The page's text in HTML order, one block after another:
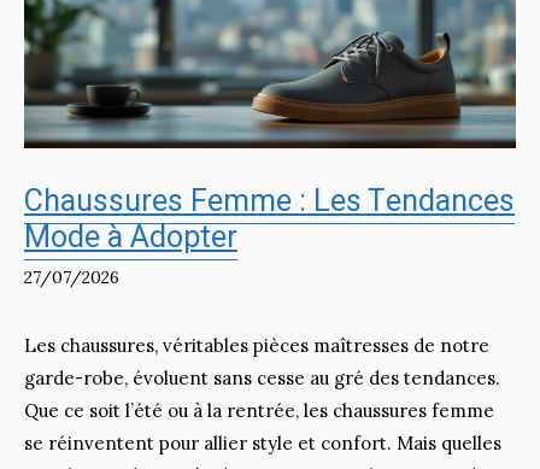
Chaussures Femme : Les Tendances
Mode à Adopter
27/07/2026
Les chaussures, véritables pièces maîtresses de notre
garde-robe, évoluent sans cesse au gré des tendances.
Que ce soit l’été ou à la rentrée, les chaussures femme
se réinventent pour allier style et confort. Mais quelles